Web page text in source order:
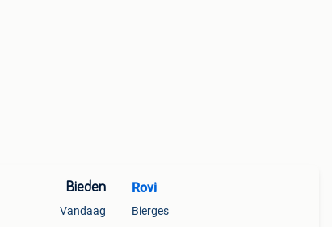
Bieden
Vandaag
Rovi
Bierges